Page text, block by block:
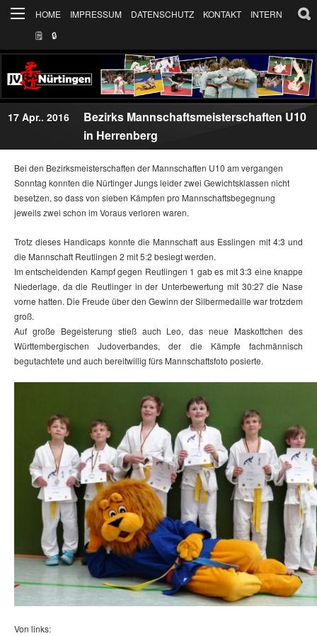
HOME IMPRESSUM DATENSCHUTZ KONTAKT
INTERN
🗒
🔒︎
17 Apr.. 2016
Bezirks Mannschaftsmeisterschaften U10
in Herrenberg
Bei den Bezirksmeisterschaften der Mannschaften U10 am vergangen
Sonntag konnten die Nürtinger Jungs leider zwei Gewichtsklassen nicht
besetzen, so dass von sieben Kämpfen pro Mannschaftsbegegnung
jeweils zwei schon im Voraus verloren waren.
Trotz dieses Handicaps konnte die Mannschaft aus Esslingen mit 4:3 und
die Mannschaft Reutlingen 2 mit 5:2 besiegt werden.
Im entscheidenden Kampf gegen Reutlingen 1 gab es mit 3:3 eine knappe
Niederlage, da die Reutlinger in der Unterbewertung mit 30:27 die Nase
vorne hatten. Die Freude über den Gewinn der Silbermedaille war trotzdem
groß.
Auf große Begeisterung stieß auch Leo, das neue Maskottchen des
Württembergischen Judoverbandes, der die Kämpfe fachmännisch
begutachtete und auch bereitwillig fürs Mannschaftsfoto posierte.
Von links: